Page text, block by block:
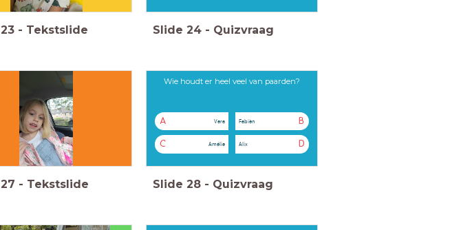
23 - Tekstslide Slide 24 - Quizvraag
27 - Tekstslide
Wie houdt er heel veel van paarden?
A Vera B
Fabièn
C Amélie D
Alix
Slide 28 - Quizvraag